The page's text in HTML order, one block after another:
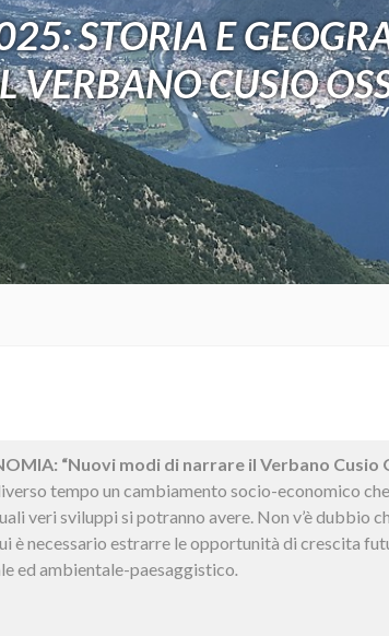
STORIA E
CUSIO
“Nuovi modi di narrare il Verbano Cusio
tempo un cambiamento socio-economico
veri sviluppi si potranno avere. Non v’è dubbio
è necessario estrarre le opportunità di crescita
ed ambientale-paesaggistico.